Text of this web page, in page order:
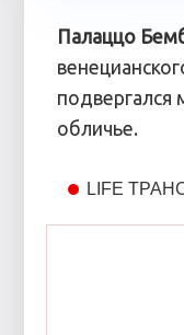
Палаццо
подвергался
обличье.
LIFE